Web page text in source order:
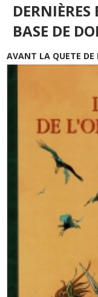
BASE DE
AVANT LA QUETE DE